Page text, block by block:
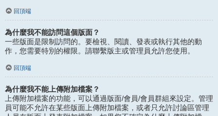
回頂端
為什麼我不能訪問這個版面？
一些版面是限制訪問的。要檢視、閱讀、發表或執行其他的動
作，您需要特別的權限。請聯繫版主或管理員允許您使用。
回頂端
為什麼我不能上傳附加檔案？
上傳附加檔案的功能，可以通過版面/會員/會員群組來設定。管理
員可能不允許在某些版面上傳附加檔案，或者只允許討論區管理